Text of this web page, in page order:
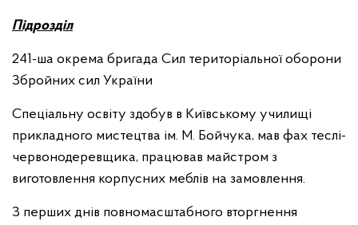
Підрозділ
241-ша окрема бригада Сил територіальної оборони
Збройних сил України
Спеціальну освіту здобув в Київському училищі
прикладного мистецтва ім. М. Бойчука, мав фах теслі-
червонодеревщика, працював майстром з
виготовлення корпусних меблів на замовлення.
З перших днів повномасштабного вторгнення